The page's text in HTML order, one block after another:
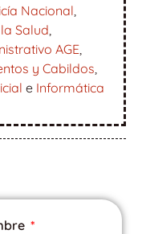
Nacional
Salud
AGE
y Cabildos
e Informática